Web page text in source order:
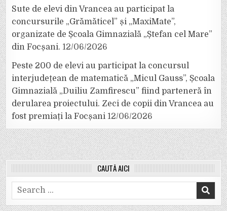
Sute de elevi din Vrancea au participat la
concursurile „Grămăticel” și „MaxiMate”,
organizate de Școala Gimnazială „Ștefan cel Mare”
din Focșani. 12/06/2026
Peste 200 de elevi au participat la concursul
interjudețean de matematică „Micul Gauss”, Școala
Gimnazială „Duiliu Zamfirescu” fiind parteneră în
derularea proiectului. Zeci de copii din Vrancea au
fost premiați la Focșani 12/06/2026
CAUTĂ AICI
Search
for: